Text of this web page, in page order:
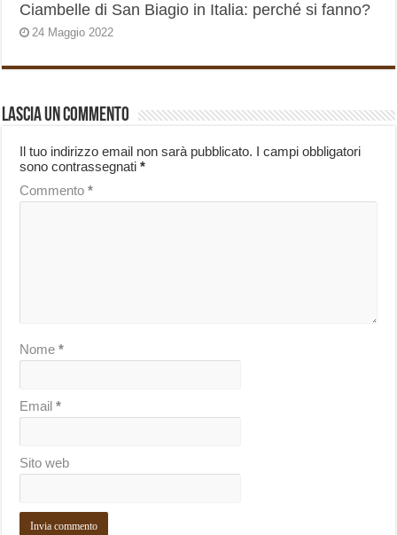
Ciambelle di San Biagio in Italia: perché si fanno?
24 Maggio 2022
Lascia un commento
Il tuo indirizzo email non sarà pubblicato. I campi obbligatori
sono contrassegnati*
Commento*
Nome*
Email*
Sito web